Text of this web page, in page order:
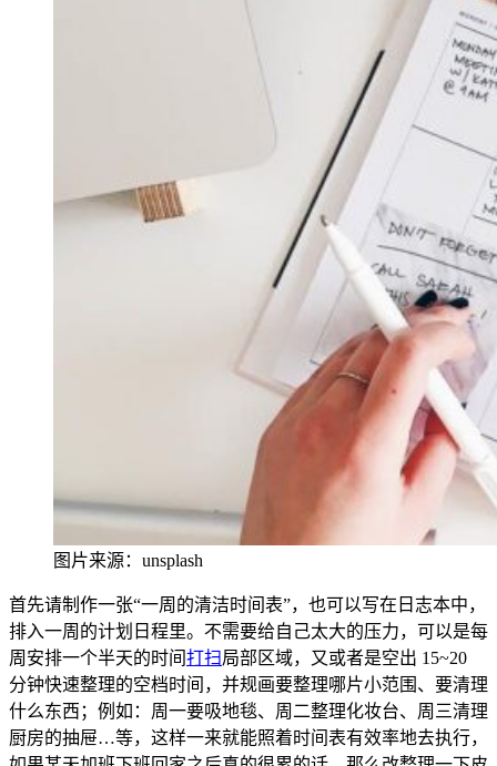
图片来源：unsplash
首先请制作一张“一周的清洁时间表”，也可以写在日志本中，
排入一周的计划日程里。不需要给自己太大的压力，可以是每
周安排一个半天的时间打扫局部区域，又或者是空出 15~20
分钟快速整理的空档时间，并规画要整理哪片小范围、要清理
什么东西；例如：周一要吸地毯、周二整理化妆台、周三清理
厨房的抽屉…等，这样一来就能照着时间表有效率地去执行，